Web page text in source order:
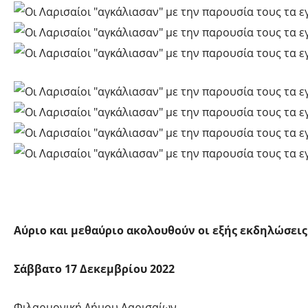
Αύριο και μεθαύριο ακολουθούν οι εξής
Σάββατο 17 Δεκεμβρίου 2022